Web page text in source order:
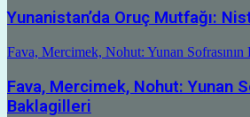
Yunanistan’da Oruç Mutfağı:
Fava, Mercimek, Nohut: Yunan
Fava, Mercimek, Nohut: Yunan
Baklagilleri